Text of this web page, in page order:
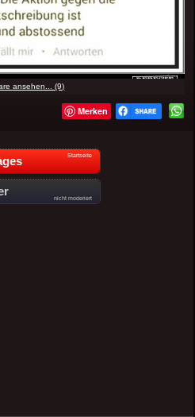
ansehen... (9)
Merken
Startseite
nicht moderiert